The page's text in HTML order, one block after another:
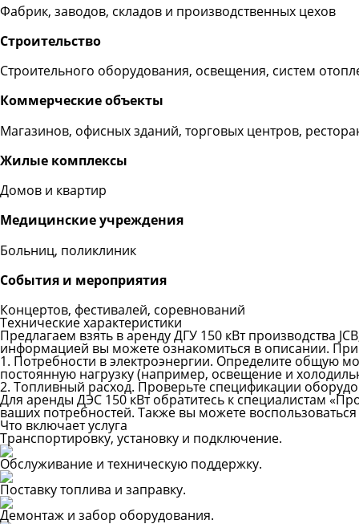
Фабрик, заводов, складов и производственных цехов
Строительство
Строительного оборудования, освещения, систем
Коммерческие объекты
Магазинов, офисных зданий, торговых центров,
Жилые комплексы
Домов и квартир
Медицинские учреждения
Больниц, поликлиник
События и мероприятия
Концертов, фестивалей, соревнований
Технические характеристики
Предлагаем взять в аренду ДГУ 150 кВт производства
информацией вы можете ознакомиться в описании.
1. Потребности в электроэнергии. Определите общую
постоянную нагрузку (например, освещение и
2. Топливный расход. Проверьте спецификации
Для аренды ДЭС 150 кВт обратитесь к специалистам
ваших потребностей. Также вы можете воспользоваться
Что включает услуга
Транспортировку, установку и подключение.
Обслуживание и техническую поддержку.
Поставку топлива и заправку.
Демонтаж и забор оборудования.